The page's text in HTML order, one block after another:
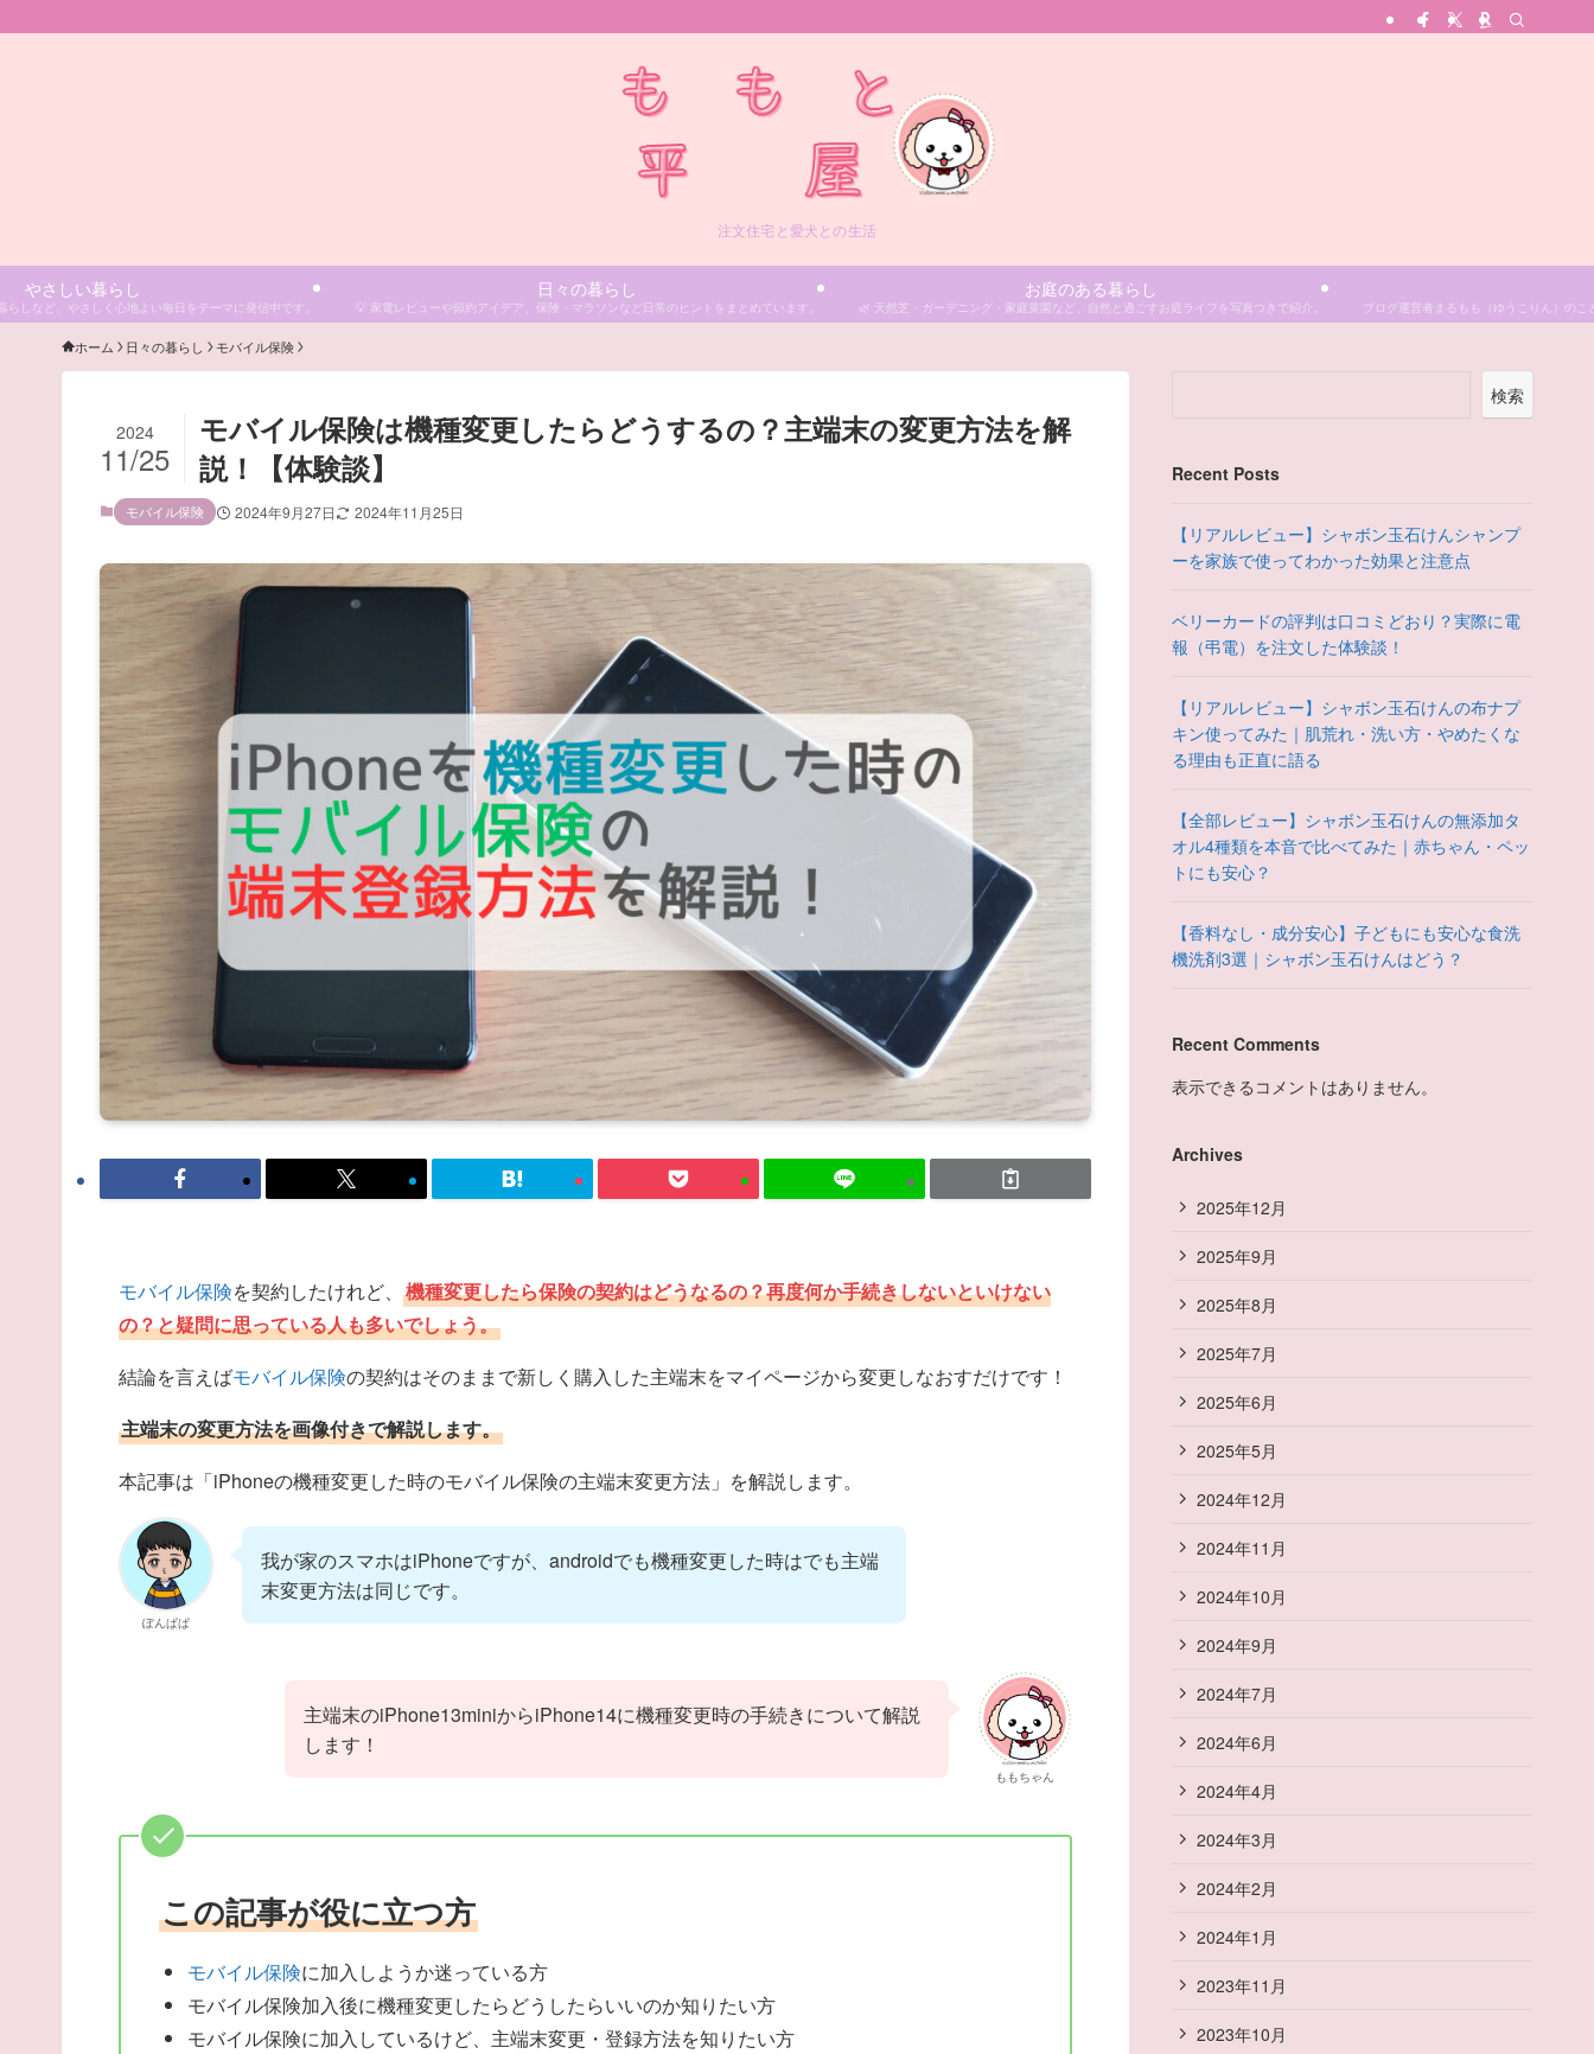
注文住宅と愛犬との生活
やさしい暮らし
しなど、やさしく心地よい毎日をテーマに発信中です。
日々の暮らし
💡 家電レビューや節約アイデア、保険・マラソンなど日常のヒントをまとめています。
お庭のある暮らし
🌿 天然芝・ガーデニング・家庭菜園など、自然と過ごすお庭ライフを写真つきで紹介。 ブログ運営者まるもも（ゆうこりん）の
ホーム 日々の暮らし モバイル保険
モバイル保険は機種変更したらどうするの？主端末の変更方法を解
説！【体験談】
2024
11/25
モバイル保険 2024年9月27日 2024年11月25日
モバイル保険を契約したけれど、 機種変更したら保険の契約はどうなるの？再度何か手続きしないといけない
の？と疑問に思っている人も多いでしょう。
結論を言えばモバイル保険の契約はそのままで新しく購入した主端末をマイページから変更しなおすだけです！
主端末の変更方法を画像付きで解説します。
本記事は「iPhoneの機種変更した時のモバイル保険の主端末変更方法」を解説します。
ぽんぱぱ
我が家のスマホはiPhoneですが、androidでも機種変更した時はでも主端
末変更方法は同じです。
ももちゃん
主端末のiPhone13miniからiPhone14に機種変更時の手続きについて解説
します！
この記事が役に立つ方
モバイル保険に加入しようか迷っている方
モバイル保険加入後に機種変更したらどうしたらいいのか知りたい方
モバイル保険に加入しているけど、主端末変更・登録方法を知りたい方
検索
Recent Posts
【リアルレビュー】シャボン玉石けんシャンプ
ーを家族で使ってわかった効果と注意点
ベリーカードの評判は口コミどおり？実際に電
報（弔電）を注文した体験談！
【リアルレビュー】シャボン玉石けんの布ナプ
キン使ってみた｜肌荒れ・洗い方・やめたくな
る理由も正直に語る
【全部レビュー】シャボン玉石けんの無添加タ
オル4種類を本音で比べてみた｜赤ちゃん・ペッ
トにも安心？
【香料なし・成分安心】子どもにも安心な食洗
機洗剤3選｜シャボン玉石けんはどう？
Recent Comments
表示できるコメントはありません。
Archives
2025年12月
2025年9月
2025年8月
2025年7月
2025年6月
2025年5月
2024年12月
2024年11月
2024年10月
2024年9月
2024年7月
2024年6月
2024年4月
2024年3月
2024年2月
2024年1月
2023年11月
2023年10月